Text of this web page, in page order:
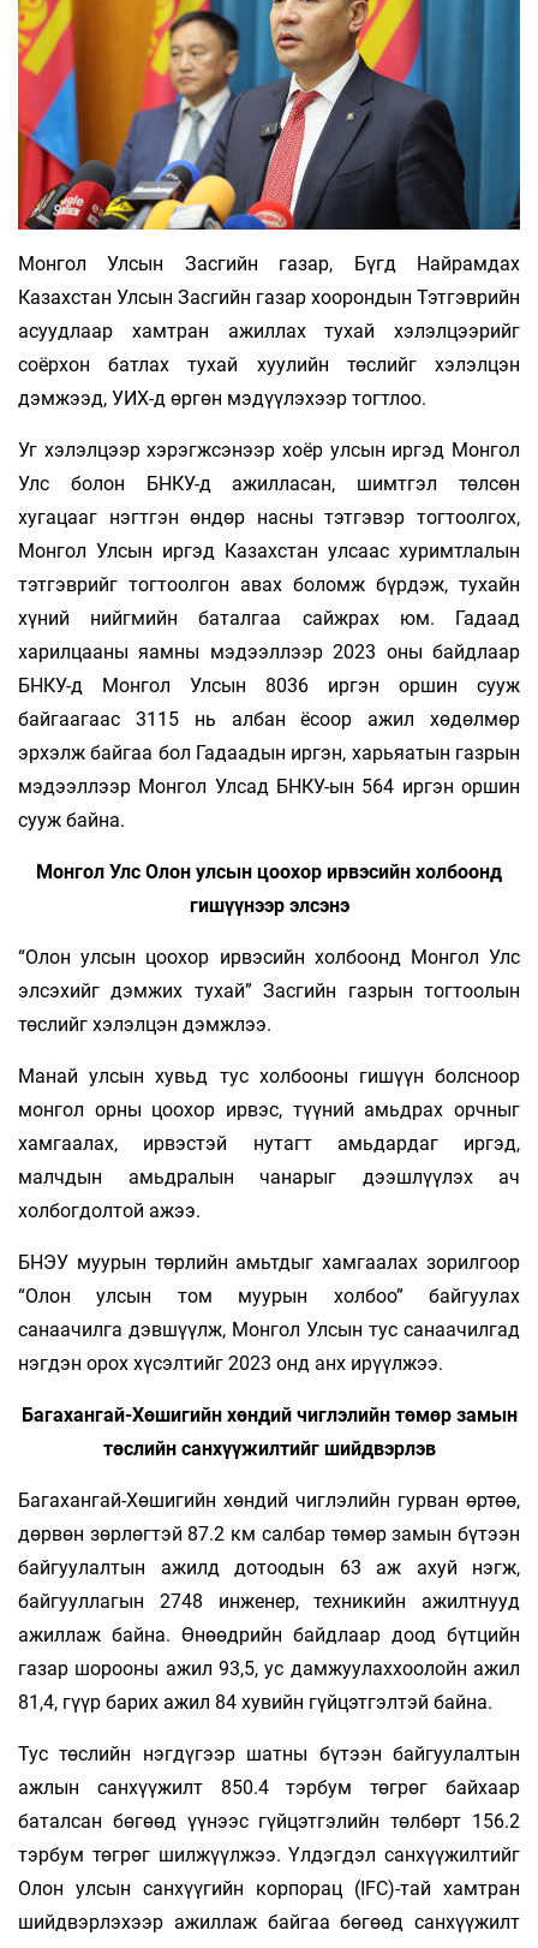
Монгол Улсын Засгийн газар, Бүгд Найрамдах
Казахстан Улсын Засгийн газар хоорондын Тэтгэврийн
асуудлаар хамтран ажиллах тухай хэлэлцээрийг
соёрхон батлах тухай хуулийн төслийг хэлэлцэн
дэмжээд, УИХ-д өргөн мэдүүлэхээр тогтлоо.
Уг хэлэлцээр хэрэгжсэнээр хоёр улсын иргэд Монгол
Улс болон БНКУ-д ажилласан, шимтгэл төлсөн
хугацааг нэгтгэн өндөр насны тэтгэвэр тогтоолгох,
Монгол Улсын иргэд Казахстан улсаас хуримтлалын
тэтгэврийг тогтоолгон авах боломж бүрдэж, тухайн
хүний нийгмийн баталгаа сайжрах юм. Гадаад
харилцааны яамны мэдээллээр 2023 оны байдлаар
БНКУ-д Монгол Улсын 8036 иргэн оршин сууж
байгаагаас 3115 нь албан ёсоор ажил хөдөлмөр
эрхэлж байгаа бол Гадаадын иргэн, харьяатын газрын
мэдээллээр Монгол Улсад БНКУ-ын 564 иргэн оршин
сууж байна.
Монгол Улс Олон улсын цоохор ирвэсийн холбоонд
гишүүнээр элсэнэ
“Олон улсын цоохор ирвэсийн холбоонд Монгол Улс
элсэхийг дэмжих тухай” Засгийн газрын тогтоолын
төслийг хэлэлцэн дэмжлээ.
Манай улсын хувьд тус холбооны гишүүн болсноор
монгол орны цоохор ирвэс, түүний амьдрах орчныг
хамгаалах, ирвэстэй нутагт амьдардаг иргэд,
малчдын амьдралын чанарыг дээшлүүлэх ач
холбогдолтой ажээ.
БНЭУ муурын төрлийн амьтдыг хамгаалах зорилгоор
“Олон улсын том муурын холбоо” байгуулах
санаачилга дэвшүүлж, Монгол Улсын тус санаачилгад
нэгдэн орох хүсэлтийг 2023 онд анх ирүүлжээ.
Багахангай-Хөшигийн хөндий чиглэлийн төмөр замын
төслийн санхүүжилтийг шийдвэрлэв
Багахангай-Хөшигийн хөндий чиглэлийн гурван өртөө,
дөрвөн зөрлөгтэй 87.2 км салбар төмөр замын бүтээн
байгуулалтын ажилд дотоодын 63 аж ахуй нэгж,
байгууллагын 2748 инженер, техникийн ажилтнууд
ажиллаж байна. Өнөөдрийн байдлаар доод бүтцийн
газар шорооны ажил 93,5, ус дамжуулаххоолойн ажил
81,4, гүүр барих ажил 84 хувийн гүйцэтгэлтэй байна.
Тус төслийн нэгдүгээр шатны бүтээн байгуулалтын
ажлын санхүүжилт 850.4 тэрбум төгрөг байхаар
баталсан бөгөөд үүнээс гүйцэтгэлийн төлбөрт 156.2
тэрбум төгрөг шилжүүлжээ. Үлдэгдэл санхүүжилтийг
Олон улсын санхүүгийн корпорац (IFC)-тай хамтран
шийдвэрлэхээр ажиллаж байгаа бөгөөд санхүүжилт